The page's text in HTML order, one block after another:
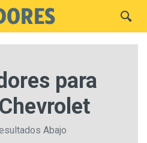
para
Abajo